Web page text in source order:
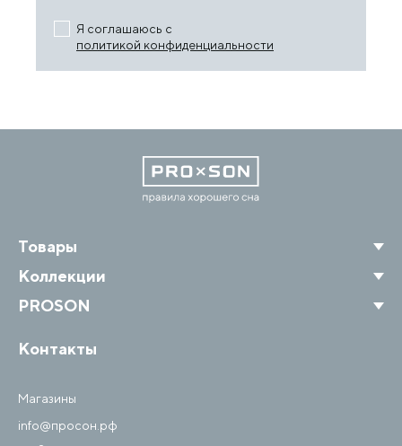
Я соглашаюсь с
политикой конфиденциальности
Товары
Коллекции
PROSON
Контакты
Магазины
info@просон.рф